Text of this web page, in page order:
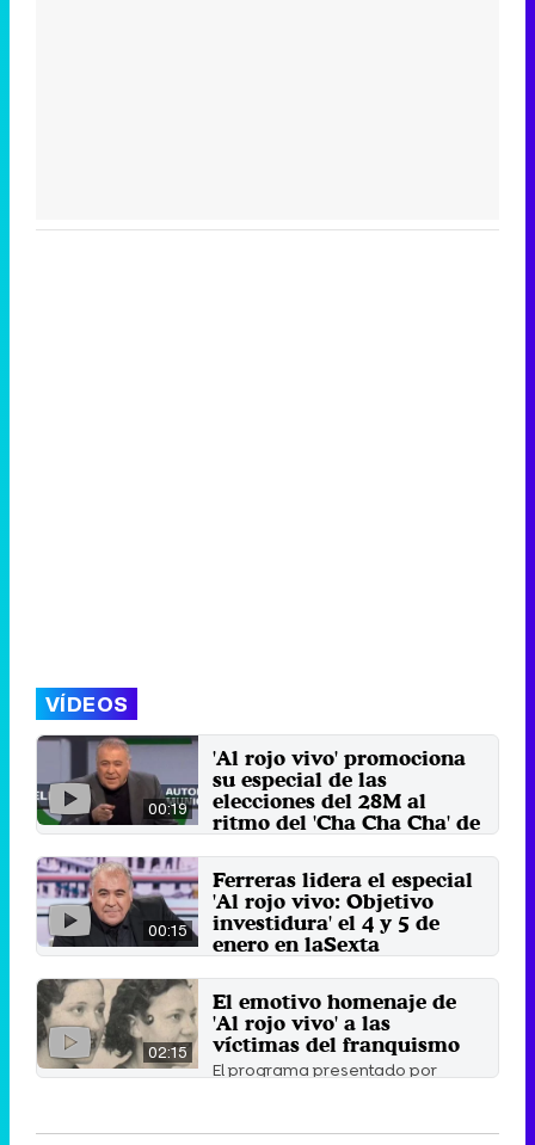
VÍDEOS
00:19
'Al rojo vivo' promociona
su especial de las
elecciones del 28M al
ritmo del 'Cha Cha Cha' de
El programa a cargo de Antonio
García Ferreras escogió el tema
que arrasó en el ...
28 de mayo 2023
00:15
Ferreras lidera el especial
'Al rojo vivo: Objetivo
investidura' el 4 y 5 de
enero en laSexta
que podría dar paso a ...
3 de enero 2020
02:15
El emotivo homenaje de
'Al rojo vivo' a las
víctimas del franquismo
El programa presentado por